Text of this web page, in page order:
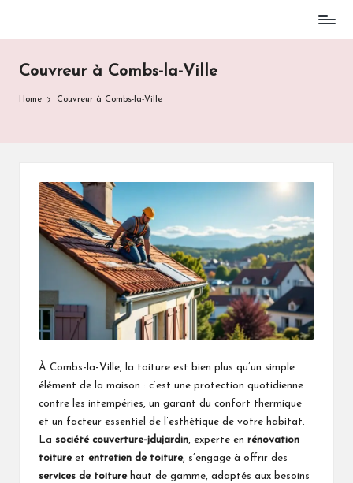
contentCouvreur à Combs-la-Ville
Home Couvreur à Combs-la-Ville
À Combs-la-Ville, la toiture est bien plus qu’un simple
élément de la maison : c’est une protection quotidienne
contre les intempéries, un garant du confort thermique
et un facteur essentiel de l’esthétique de votre habitat.
La société couverture-jdujardin, experte en rénovation
toitureet entretien de toiture, s’engage à offrir des
services de toiturehaut de gamme, adaptés aux besoins